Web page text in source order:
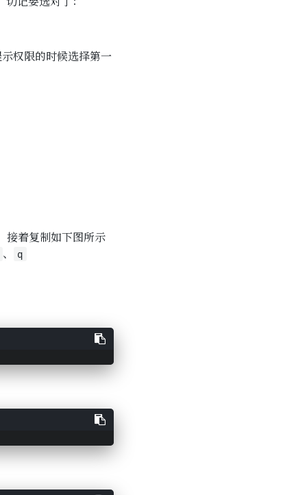
权限的时候选择第一
接着复制如下图所示
、
q